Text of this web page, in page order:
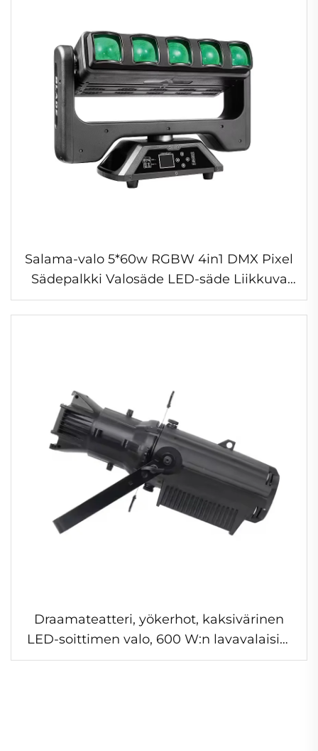
Salama-valo 5*60w RGBW 4in1 DMX Pixel
Sädepalkki Valosäde LED-säde Liikkuva
pää Lavatekniikka Dj:lle Discon
tapahtumaan Lava-valaistukseen
Draamateatteri, yökerhot, kaksivärinen
LED-soittimen valo, 600 W:n lavavalaisin,
CW/WW-LED-soittimen laitteisto